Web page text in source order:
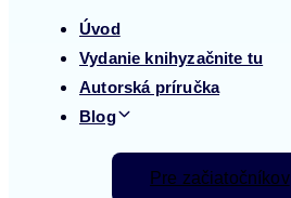
Úvod
Vydanie knihyzačnite tu
Autorská príručka
Blog
Pre začiatočníkov